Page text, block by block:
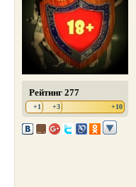
Рейтинг 277
+1 +3 +10